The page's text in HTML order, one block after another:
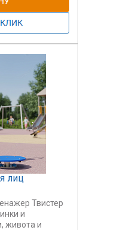
лиц
Твистер
и
живота и